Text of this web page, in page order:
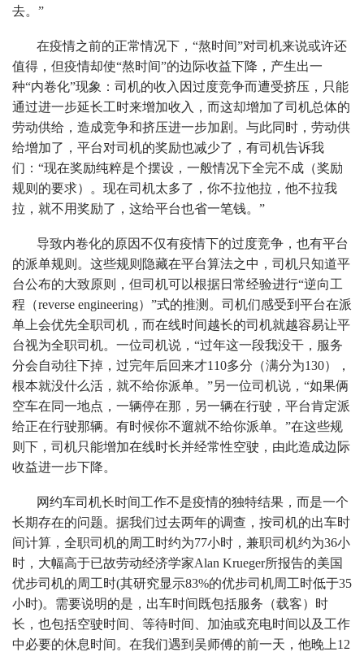
去。”
在疫情之前的正常情况下，“熬时间”对司机来说或许还
值得，但疫情却使“熬时间”的边际收益下降，产生出一
种“内卷化”现象：司机的收入因过度竞争而遭受挤压，只能
通过进一步延长工时来增加收入，而这却增加了司机总体的
劳动供给，造成竞争和挤压进一步加剧。与此同时，劳动供
给增加了，平台对司机的奖励也减少了，有司机告诉我
们：“现在奖励纯粹是个摆设，一般情况下全完不成（奖励
规则的要求）。现在司机太多了，你不拉他拉，他不拉我
拉，就不用奖励了，这给平台也省一笔钱。”
导致内卷化的原因不仅有疫情下的过度竞争，也有平台
的派单规则。这些规则隐藏在平台算法之中，司机只知道平
台公布的大致原则，但司机可以根据日常经验进行“逆向工
程（reverse engineering）”式的推测。司机们感受到平台在派
单上会优先全职司机，而在线时间越长的司机就越容易让平
台视为全职司机。一位司机说，“过年这一段我没干，服务
分会自动往下掉，过完年后回来才110多分（满分为130），
根本就没什么活，就不给你派单。”另一位司机说，“如果俩
空车在同一地点，一辆停在那，另一辆在行驶，平台肯定派
给正在行驶那辆。有时候你不遛就不给你派单。”在这些规
则下，司机只能增加在线时长并经常性空驶，由此造成边际
收益进一步下降。
网约车司机长时间工作不是疫情的独特结果，而是一个
长期存在的问题。据我们过去两年的调查，按司机的出车时
间计算，全职司机的周工时约为77小时，兼职司机约为36小
时，大幅高于已故劳动经济学家Alan Krueger所报告的美国
优步司机的周工时(其研究显示83%的优步司机周工时低于35
小时)。需要说明的是，出车时间既包括服务（载客）时
长，也包括空驶时间、等待时间、加油或充电时间以及工作
中必要的休息时间。在我们遇到吴师傅的前一天，他晚上12